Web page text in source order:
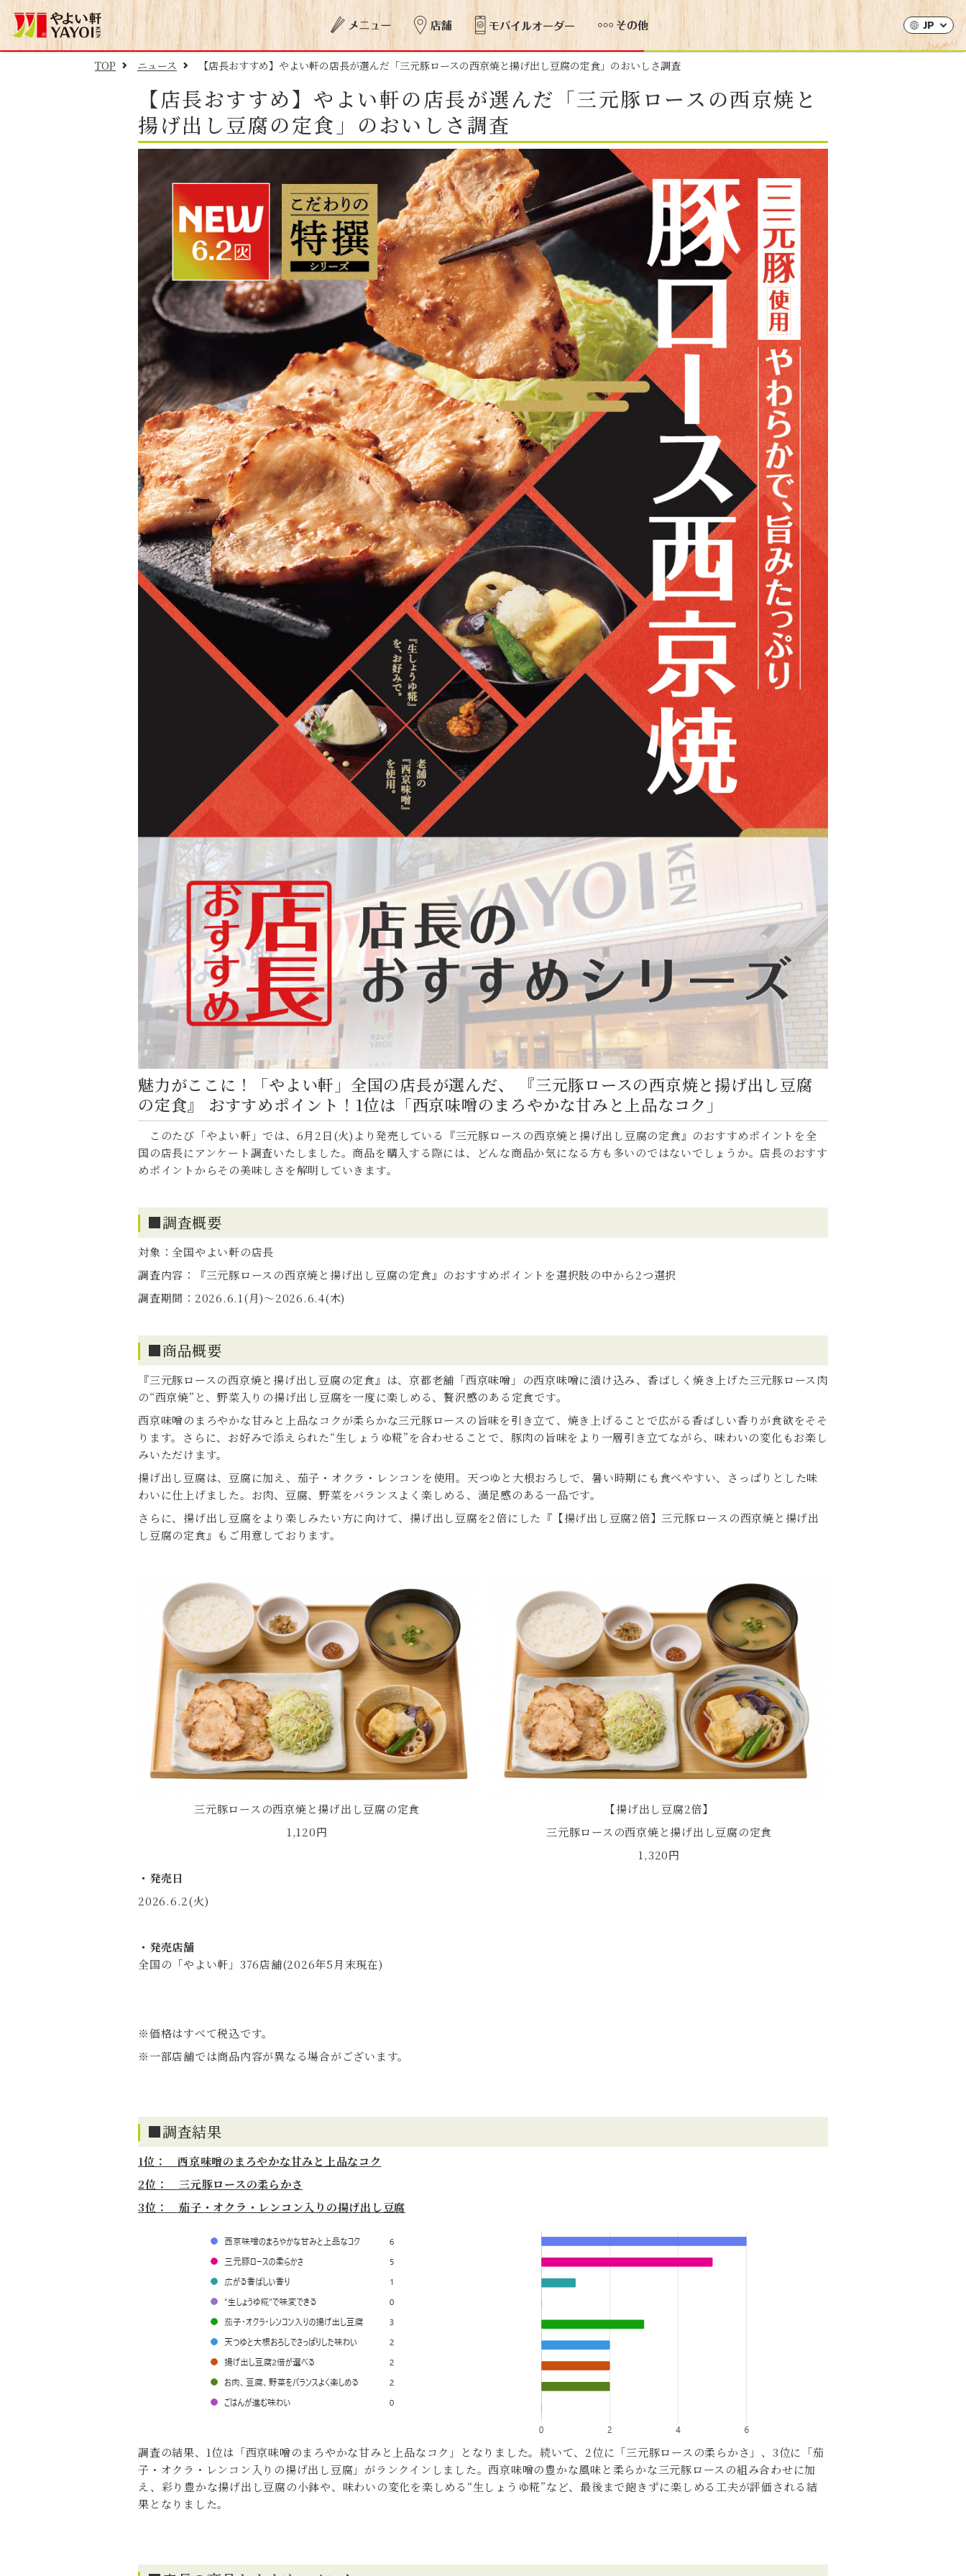
JP
TOP ニュース 【店長おすすめ】やよい軒の店長が選んだ「三元豚ロースの西京焼と揚げ出し豆腐の定食」のおいしさ調査
【店長おすすめ】やよい軒の店長が選んだ「三元豚ロースの西京焼と
揚げ出し豆腐の定食」のおいしさ調査
魅力がここに！「やよい軒」全国の店長が選んだ、 『三元豚ロースの西京焼と揚げ出し豆腐
の定食』 おすすめポイント！1位は「西京味噌のまろやかな甘みと上品なコク」
このたび「やよい軒」では、6月2日(火)より発売している『三元豚ロースの西京焼と揚げ出し豆腐の定食』のおすすめポイントを全
国の店長にアンケート調査いたしました。商品を購入する際には、どんな商品か気になる方も多いのではないでしょうか。店長のおすす
めポイントからその美味しさを解明していきます。
■調査概要
対象：全国やよい軒の店長
調査内容：『三元豚ロースの西京焼と揚げ出し豆腐の定食』のおすすめポイントを選択肢の中から2つ選択
調査期間：2026.6.1(月)～2026.6.4(木)
■商品概要
『三元豚ロースの西京焼と揚げ出し豆腐の定食』は、京都老舗「西京味噌」の西京味噌に漬け込み、香ばしく焼き上げた三元豚ロース肉
の“西京焼”と、野菜入りの揚げ出し豆腐を一度に楽しめる、贅沢感のある定食です。
西京味噌のまろやかな甘みと上品なコクが柔らかな三元豚ロースの旨味を引き立て、焼き上げることで広がる香ばしい香りが食欲をそそ
ります。さらに、お好みで添えられた“生しょうゆ糀”を合わせることで、豚肉の旨味をより一層引き立てながら、味わいの変化もお楽し
みいただけます。
揚げ出し豆腐は、豆腐に加え、茄子・オクラ・レンコンを使用。天つゆと大根おろしで、暑い時期にも食べやすい、さっぱりとした味
わいに仕上げました。お肉、豆腐、野菜をバランスよく楽しめる、満足感のある一品です。
さらに、揚げ出し豆腐をより楽しみたい方に向けて、揚げ出し豆腐を2倍にした『【揚げ出し豆腐2倍】三元豚ロースの西京焼と揚げ出
し豆腐の定食』もご用意しております。
三元豚ロースの西京焼と揚げ出し豆腐の定食
1,120円
【揚げ出し豆腐2倍】
三元豚ロースの西京焼と揚げ出し豆腐の定食
1,320円
・発売日
2026.6.2(火)
・発売店舗
全国の「やよい軒」376店舗(2026年5月末現在)
※価格はすべて税込です。
※一部店舗では商品内容が異なる場合がございます。
■調査結果
1位： 西京味噌のまろやかな甘みと上品なコク
2位： 三元豚ロースの柔らかさ
3位： 茄子・オクラ・レンコン入りの揚げ出し豆腐
調査の結果、1位は「西京味噌のまろやかな甘みと上品なコク」となりました。続いて、2位に「三元豚ロースの柔らかさ」、3位に「茄
子・オクラ・レンコン入りの揚げ出し豆腐」がランクインしました。西京味噌の豊かな風味と柔らかな三元豚ロースの組み合わせに加
え、彩り豊かな揚げ出し豆腐の小鉢や、味わいの変化を楽しめる“生しょうゆ糀”など、最後まで飽きずに楽しめる工夫が評価される結
果となりました。